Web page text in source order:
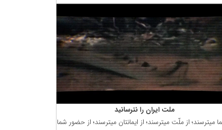
ملت ایران را نترسانید
میترسند؛ از ملّت میترسند؛ از ایمانتان میترسند؛ از حضور شما